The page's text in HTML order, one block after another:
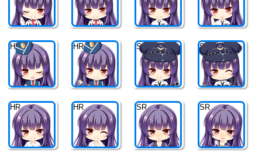
HR HR SR SR
HR HR SR SR